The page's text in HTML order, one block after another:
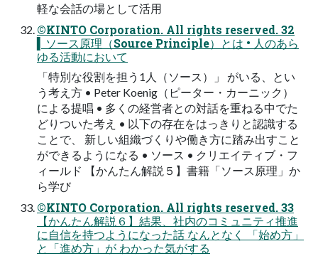
軽な会話の場として活用
©KINTO Corporation. All rights reserved. 32
▍ソース原理（Source Principle）とは • 人のあら
ゆる活動において
「特別な役割を担う1人（ソース）」 がいる、とい
う考え方 • Peter Koenig（ピーター・カーニック）
による提唱 • 多くの経営者との対話を重ねる中でた
どりついた考え • 以下の存在をはっきりと認識する
ことで、 新しい組織づくりや働き方に踏み出すこと
ができるようになる • ソース • クリエイティブ・フ
ィールド 【かんたん解説５】書籍「ソース原理」か
ら学び
©KINTO Corporation. All rights reserved. 33
【かんたん解説６】結果、社内のコミュニティ推進
に自信を持つようになった話 なんとなく 「始め方」
と「進め方」が わかった気がする